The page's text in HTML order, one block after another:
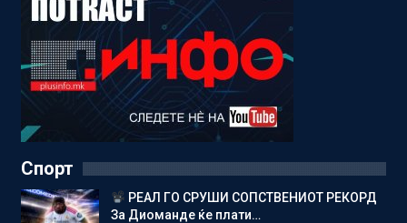
Спорт
РЕАЛ ГО СРУШИ СОПСТВЕНИОТ РЕКОРД
За Диоманде ќе плати…